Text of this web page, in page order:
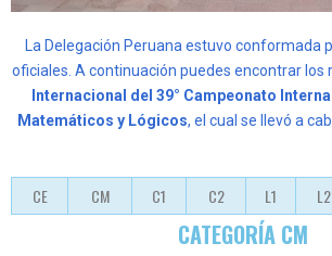
La Delegación Peruana estuvo conformada
oficiales. A continuación puedes encontrar los
Internacional del 39° Campeonato
Matemáticos y Lógicos, el cual se llevó a
CE CM C1 C2 L1 L2
CATEGORÍA CM